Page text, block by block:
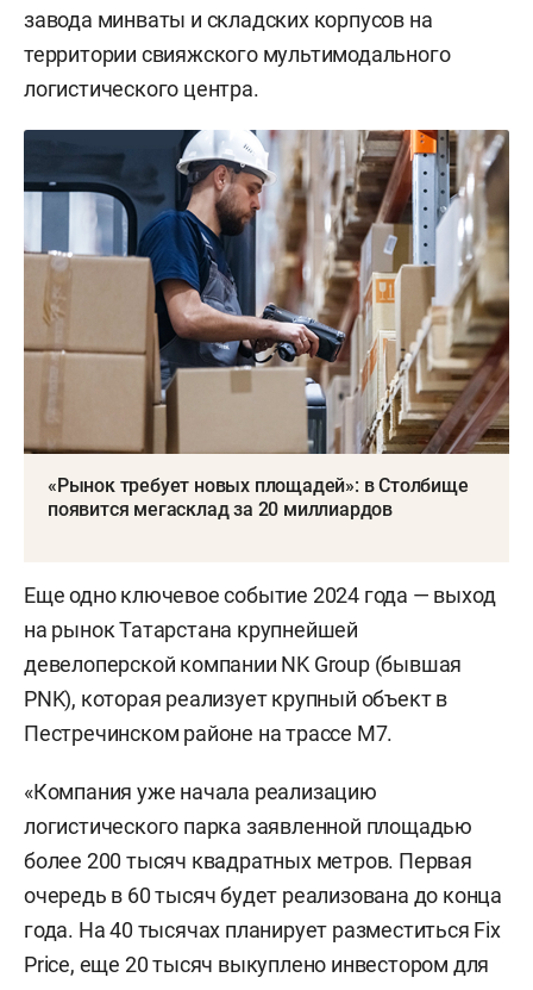
завода минваты и складских корпусов на
территории свияжского мультимодального
логистического центра.
«Рынок требует новых площадей»: в Столбище
появится мегасклад за 20 миллиардов
Еще одно ключевое событие 2024 года — выход
на рынок Татарстана крупнейшей
девелоперской компании NK Group (бывшая
PNK), которая реализует крупный объект в
Пестречинском районе на трассе М7.
«Компания уже начала реализацию
логистического парка заявленной площадью
более 200 тысяч квадратных метров. Первая
очередь в 60 тысяч будет реализована до конца
года. На 40 тысячах планирует разместиться Fix
Price, еще 20 тысяч выкуплено инвестором для